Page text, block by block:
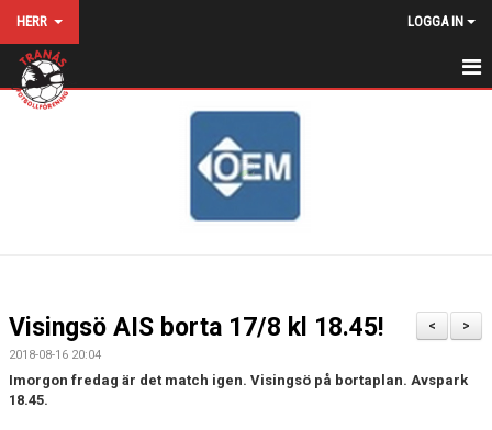
HERR LOGGA IN
HEM
BILDGALLERI
DOKUMENT
>
<
Visingsö AIS borta 17/8 kl 18.45!
2018-08-16 20:04
Imorgon fredag är det match igen. Visingsö på bortaplan. Avspark
18.45.